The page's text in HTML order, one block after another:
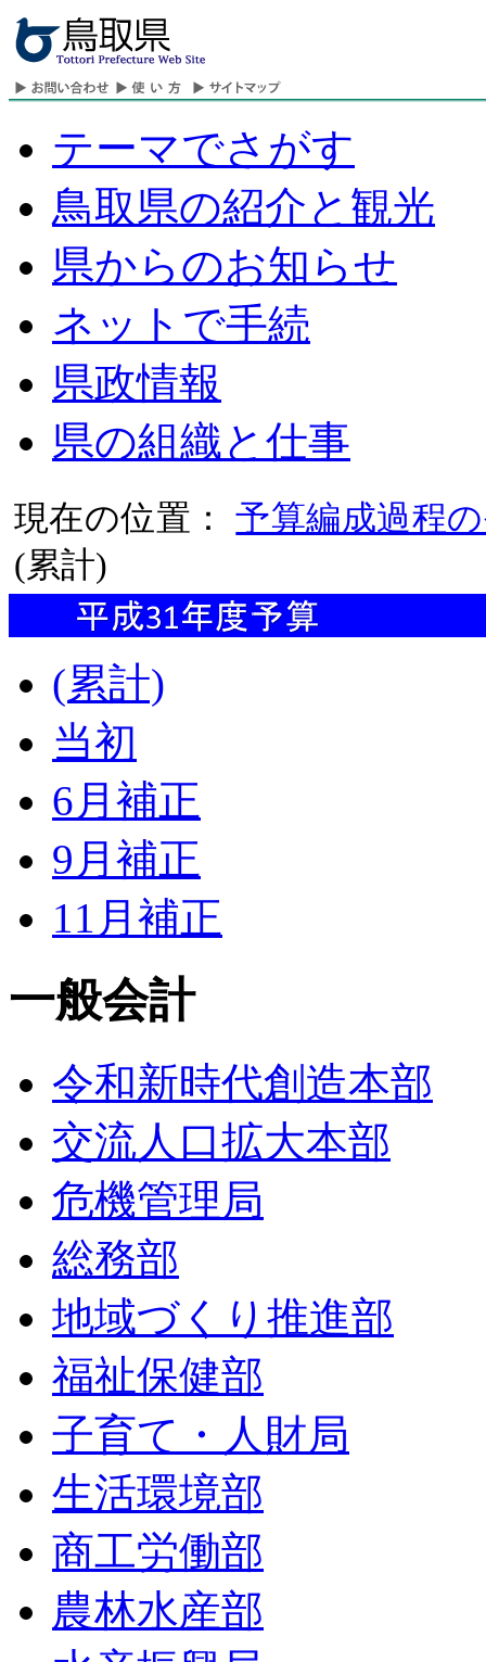
テーマでさがす
鳥取県の紹介と観光
県からのお知らせ
ネットで手続
県政情報
県の組織と仕事
現在の位置：予算編成過程
(累計)
(累計)
当初
6月補正
9月補正
11月補正
一般会計
令和新時代創造本部
交流人口拡大本部
危機管理局
総務部
地域づくり推進部
福祉保健部
子育て・人財局
生活環境部
商工労働部
農林水産部